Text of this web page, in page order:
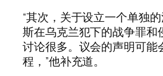
“其次，关于设立一个单独
斯在乌克兰犯下的战争罪和
讨论很多。议会的声明可能
程，”他补充道。